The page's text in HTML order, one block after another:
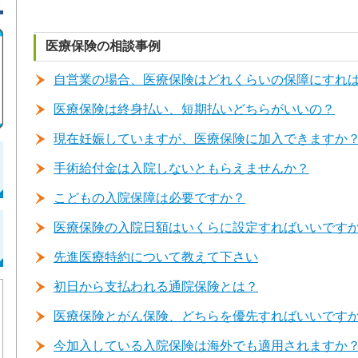
医療保険の相談事例
自営業の場合、医療保険はどれくらいの保障にすれ
医療保険は終身払い、短期払いどちらがいいの？
現在妊娠していますが、医療保険に加入できますか？
手術給付金は入院しないともらえませんか？
こどもの入院保障は必要ですか？
医療保険の入院日額はいくらに設定すればいいです
先進医療特約について教えて下さい
初日から支払われる通院保険とは？
医療保険とがん保険、どちらを優先すればいいです
今加入している入院保険は海外でも適用されますか？